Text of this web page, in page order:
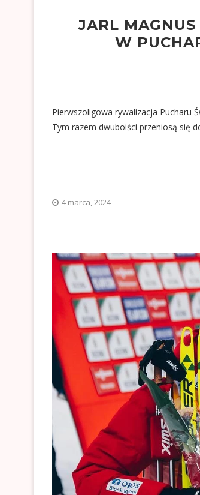
JARL
W
Pierwszoligowa rywalizacja Pucharu
Tym razem dwuboiści przeniosą się
4 marca, 2024